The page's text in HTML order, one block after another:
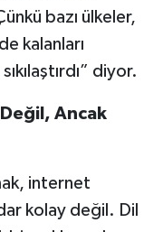
bazı ülkeler,
kalanları
diyor.
Değil, Ancak
internet
kolay değil. Dil